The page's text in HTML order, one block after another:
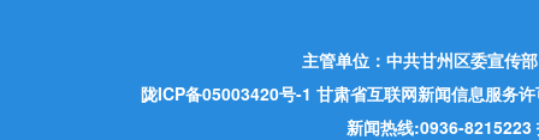
主管单位：中共甘州区委宣传
陇ICP备05003420号-1 甘肃省互联网新闻信息服务
新闻热线:0936-8215223